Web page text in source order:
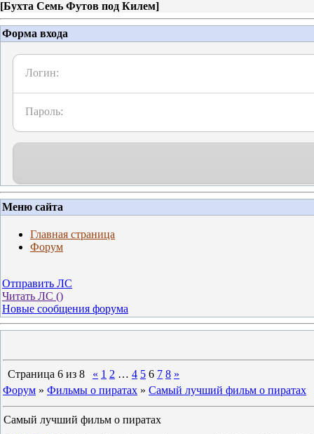
[Бухта Семь Футов под Килем]
Форма входа
Логин:
Пароль:
Меню сайта
Главная страница
Форум
Отправить ЛС
Читать ЛС ()
Новые сообщения форума
Страница 6 из 8 « 1 2 … 4 5 6 7 8 »
Форум » Фильмы о пиратах » Самый лучший фильм о пиратах
Самый лучший фильм о пиратах